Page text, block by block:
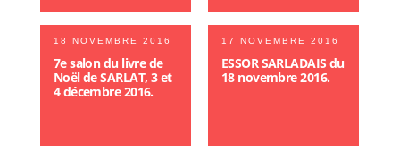
18 NOVEMBRE 2016
7e salon du livre de
Noël de SARLAT, 3 et
4 décembre 2016.
17 NOVEMBRE 2016
ESSOR SARLADAIS du
18 novembre 2016.